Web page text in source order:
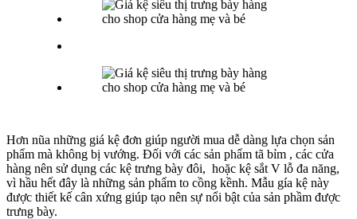
Hơn nũa những giá kệ đơn giúp người mua dễ dàng lựa chọn sản
phẩm mà không bị vướng. Đối với các sản phẩm tã bỉm , các cửa
hàng nên sử dụng các kệ trưng bày đôi, hoặc kệ sắt V lỗ đa năng,
vì hầu hết đây là những sản phẩm to cồng kềnh. Mẫu gía kệ này
được thiết kế cân xứng giúp tạo nên sự nổi bật của sản phầm được
trưng bày.